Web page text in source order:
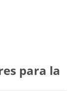
para la